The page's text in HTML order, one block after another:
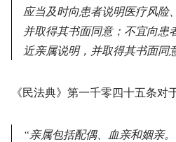
应当及时向患者说明医疗风险
并取得其书面同意；不宜向患
近亲属说明，并取得其书面同意
《民法典》第一千零四十五条对
亲属包括配偶、血亲和姻亲。